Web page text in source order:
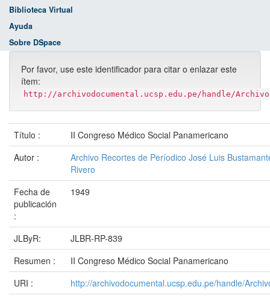
Biblioteca Virtual
Ayuda
Sobre DSpace
Por favor, use este identificador para citar o enlazar este
ítem:
http://archivodocumental.ucsp.edu.pe/handle/
Título :
II Congreso Médico Social Panamericano
Autor :
Archivo Recortes de Períodico José Luis
Rivero
Fecha de
publicación
:
1949
JLByR:
JLBR-RP-839
Resumen :
II Congreso Médico Social Panamericano
URI :
http://archivodocumental.ucsp.edu.pe/handle/